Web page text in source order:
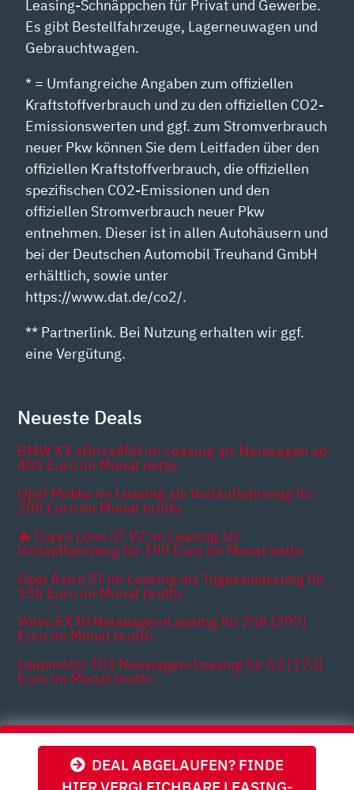
DEAL ABGELAUFEN? FINDE
Leasing-Schnäppchen für Privat und Gewerbe.
Es gibt Bestellfahrzeuge, Lagerneuwagen und
Gebrauchtwagen.
* = Umfangreiche Angaben zum offiziellen
Kraftstoffverbrauch und zu den offiziellen CO2-
Emissionswerten und ggf. zum Stromverbrauch
neuer Pkw können Sie dem Leitfaden über den
offiziellen Kraftstoffverbrauch, die offiziellen
spezifischen CO2-Emissionen und den
offiziellen Stromverbrauch neuer Pkw
entnehmen. Dieser ist in allen Autohäusern und
bei der Deutschen Automobil Treuhand GmbH
erhältlich, sowie unter
https://www.dat.de/co2/.
** Partnerlink. Bei Nutzung erhalten wir ggf.
eine Vergütung.
Neueste Deals
BMW X3 xDrive40d im Leasing als Neuwagen ab
485 Euro im Monat netto
Opel Mokka im Leasing als Vorlauffahrzeug für
200 Euro im Monat brutto
🔥 Cupra Leon ST VZ im Leasing als
Vorlauffahrzeug für 199 Euro im Monat netto
Opel Astra ST im Leasing als Tageszulassung für
135 Euro im Monat brutto
Volvo EX30 Neuwagen-Leasing für 258 [397]
Euro im Monat brutto
Leapmotor T03 Neuwagen-Leasing für 62 [173]
Euro im Monat brutto